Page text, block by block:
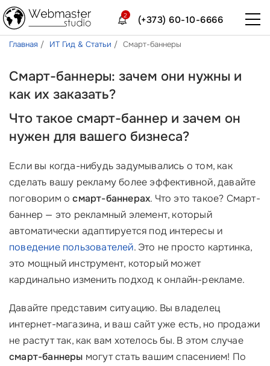
(+373) 60-10-6666
2
Главная ИТ Гид & Статьи Смарт-баннеры
Смарт-баннеры: зачем они нужны и
как их заказать?
Что такое смарт-баннер и зачем он
нужен для вашего бизнеса?
Если вы когда-нибудь задумывались о том, как
сделать вашу рекламу более эффективной, давайте
поговорим осмарт-баннерах. Что это такое? Смарт-
баннер — это рекламный элемент, который
автоматически адаптируется под интересы и
поведение пользователей. Это не просто картинка,
это мощный инструмент, который может
кардинально изменить подход к онлайн-рекламе.
Давайте представим ситуацию. Вы владелец
интернет-магазина, и ваш сайт уже есть, но продажи
не растут так, как вам хотелось бы. В этом случае
смарт-баннеры могут стать вашим спасением! По